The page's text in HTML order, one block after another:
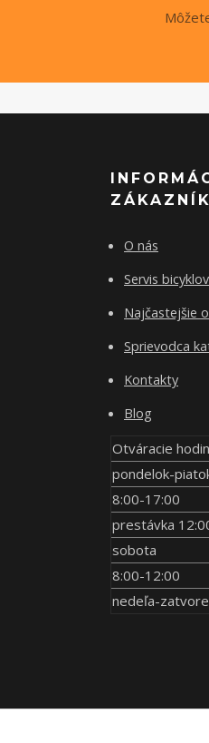
O nás
Servis bicyklov
Najčastejšie
Sprievodca
Kontakty
Blog
Otváracie
pondelok-
8:00-17:00
prestávka
sobota
8:00-12:00
nedeľa-